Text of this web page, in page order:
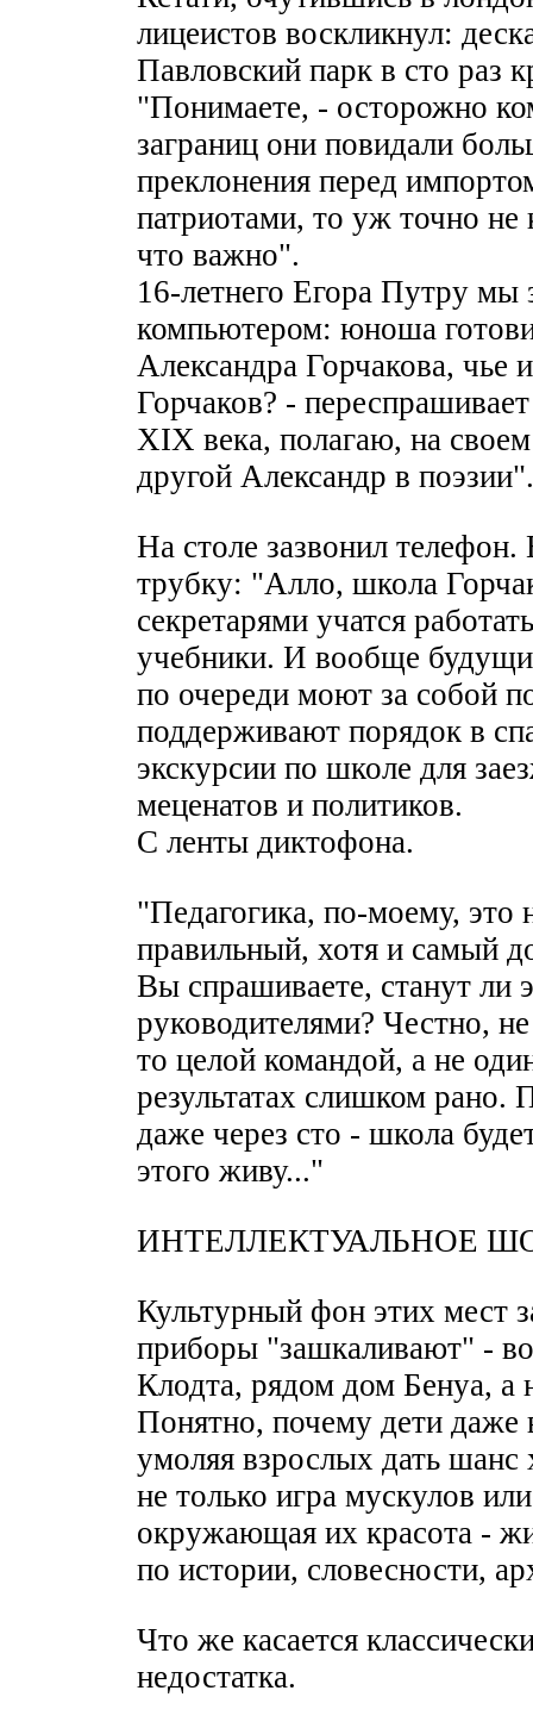
лицеистов воскликнул:
Павловский парк в сто раз
"Понимаете, - осторожно
заграниц они повидали
преклонения перед
патриотами, то уж точно
что важно".
16-летнего Егора Путру мы
компьютером: юноша
Александра Горчакова,
Горчаков? -
XIX века, полагаю, на
другой Александр в поэзии".
На столе зазвонил
трубку: "Алло, школа
секретарями учатся
учебники. И вообще
по очереди моют за собой
поддерживают порядок в
экскурсии по школе для
меценатов и политиков.
С ленты диктофона.
"Педагогика, по-моему, это
правильный, хотя и самый
Вы спрашиваете, станут ли
руководителями? Честно,
то целой командой, а не
результатах слишком рано.
даже через сто - школа
этого живу..."
ИНТЕЛЛЕКТУАЛЬНОЕ
Культурный фон этих мест
приборы "зашкаливают" -
Клодта, рядом дом Бенуа, а
Понятно, почему дети
умоляя взрослых дать шанс
не только игра мускулов
окружающая их красота -
по истории, словесности,
Что же касается
недостатка.